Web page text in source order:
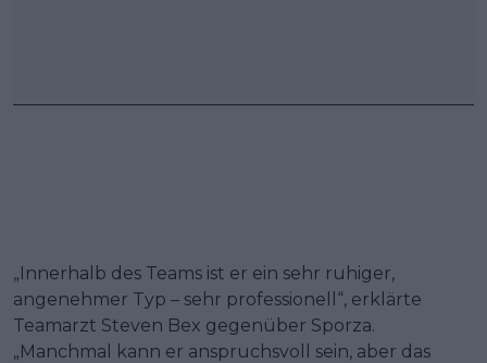
„Innerhalb des Teams ist er ein sehr ruhiger,
angenehmer Typ – sehr professionell“, erklärte
Teamarzt Steven Bex gegenüber Sporza.
„Manchmal kann er anspruchsvoll sein, aber das